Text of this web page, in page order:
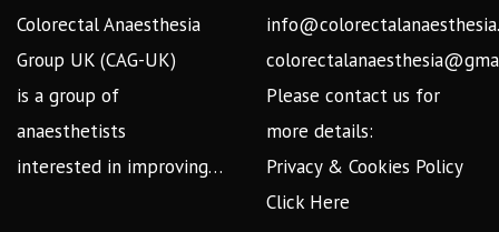
Colorectal Anaesthesia
Group UK (CAG-UK)
is a group of
anaesthetists
interested in improving…
Please contact us for
more details:
Privacy & Cookies Policy
Click Here